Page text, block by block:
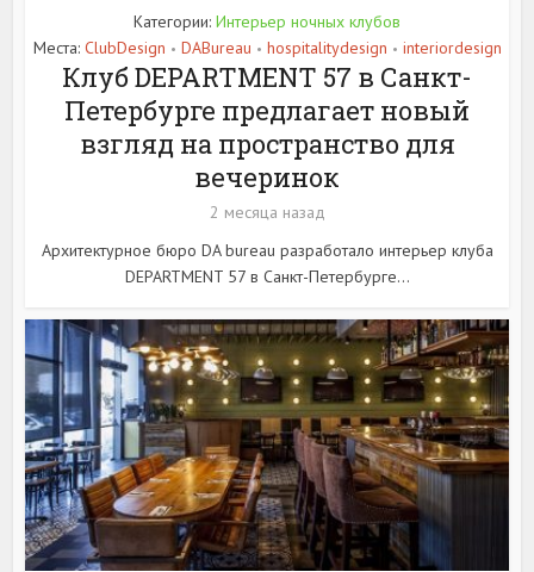
Категории: Интерьер ночных клубов
Места: ClubDesign • DABureau • hospitalitydesign • interiordesign
Клуб DEPARTMENT 57 в Санкт-
Петербурге предлагает новый
взгляд на пространство для
вечеринок
2 месяца назад
Архитектурное бюро DA bureau разработало интерьер клуба
DEPARTMENT 57 в Санкт-Петербурге...